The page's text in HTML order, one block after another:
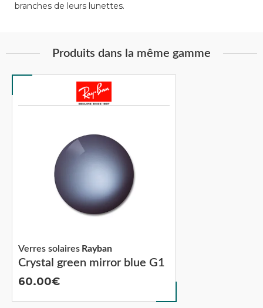
branches de leurs lunettes.
Produits dans la même gamme
Crystal green mirror blue G1
Verres solaires Rayban
60.00